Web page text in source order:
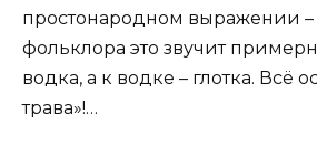
простонародном выражении
фольклора это звучит
водка, а к водке – глотка. Всё
трава»!…